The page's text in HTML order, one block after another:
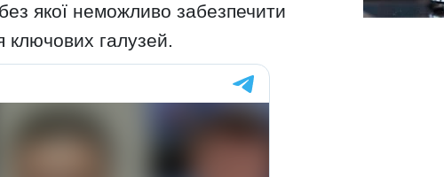
якої неможливо забезпечити
ключових галузей.